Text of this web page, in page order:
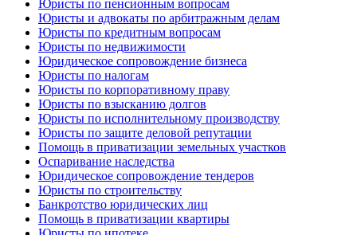
Юристы по пенсионным вопросам
Юристы и адвокаты по арбитражным делам
Юристы по кредитным вопросам
Юристы по недвижимости
Юридическое сопровождение бизнеса
Юристы по налогам
Юристы по корпоративному праву
Юристы по взысканию долгов
Юристы по исполнительному производству
Юристы по защите деловой репутации
Помощь в приватизации земельных участков
Оспаривание наследства
Юридическое сопровождение тендеров
Юристы по строительству
Банкротство юридических лиц
Помощь в приватизации квартиры